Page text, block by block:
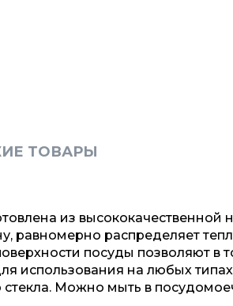
ТОВАРЫ
из
равномерно распределяет
посуды позволяют в
использования на любых типах
Можно мыть в